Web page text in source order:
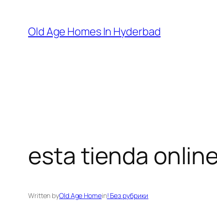
content
Old Age Homes In Hyderbad
esta tienda
Written byOld Age Homein! Без рубрики